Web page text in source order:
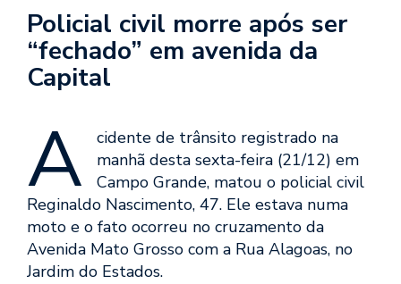
Policial civil morre após ser
“fechado” em avenida da
Capital
A
cidente de trânsito registrado na
manhã desta sexta-feira (21/12) em
Campo Grande, matou o policial civil
Reginaldo Nascimento, 47. Ele estava numa
moto e o fato ocorreu no cruzamento da
Avenida Mato Grosso com a Rua Alagoas, no
Jardim do Estados.